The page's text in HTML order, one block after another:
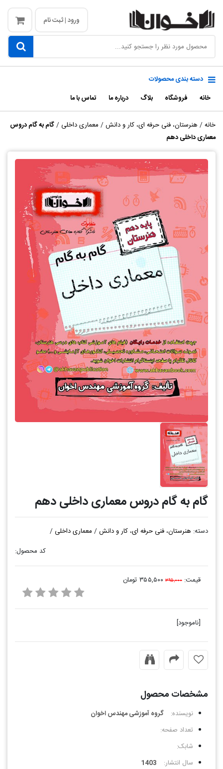
ورود | ثبت نام
دسته بندی محصولات
خانه
فروشگاه بلاگ درباره ما تماس با ما
خانه/ هنرستان، فنی حرفه ای، کار و دانش/ معماری داخلی /گام به گام دروس
معماری داخلی دهم
گام به گام دروس معماری داخلی دهم
دسته: هنرستان، فنی حرفه ای، کار و دانش/ معماری داخلی /
کد محصول:
قیمت: ۳۹۵,۰۰۰ ۳۵۵,۵۰۰ تومان
[ناموجود]
مشخصات محصول
نویسنده:
گروه آموزشی مهندس اخوان
تعداد صفحه:
شابک:
سال انتشار:
1403